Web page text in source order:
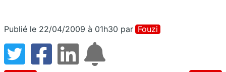
Publié le 22/04/2009 à 01h30 par Fouzi